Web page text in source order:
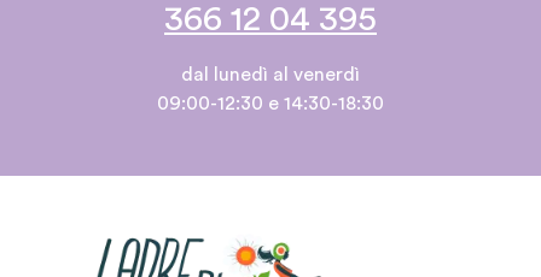
366 12 04 395
dal lunedì al venerdì
09:00-12:30 e 14:30-18:30